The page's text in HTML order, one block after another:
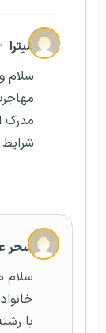
میترا ۳
سلام
مدرک
سحر
سلام
با